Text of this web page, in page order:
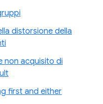
distorsione della
non acquisito di
first and either